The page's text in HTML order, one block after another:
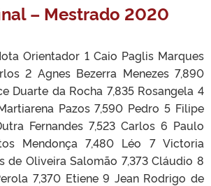
– Mestrado 2020
Orientador 1 Caio Paglis Marques
2 Agnes Bezerra Menezes 7,890
Duarte da Rocha 7,835 Rosangela 4
Pazos 7,590 Pedro 5 Filipe
Fernandes 7,523 Carlos 6 Paulo
Mendonça 7,480 Léo 7 Victoria
de Oliveira Salomão 7,373 Cláudio 8
7,370 Etiene 9 Jean Rodrigo de